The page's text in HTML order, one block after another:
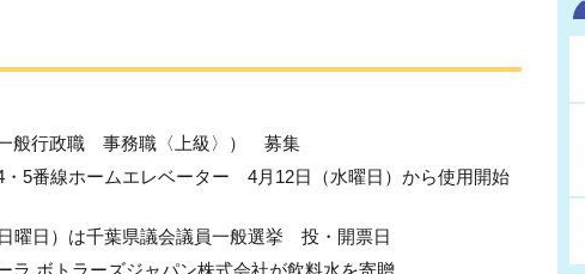
般行政職 事務職〈上級〉） 募集
・5番線ホームエレベーター 4月12日（水曜日）から使用開始
曜日）は千葉県議会議員一般選挙 投・開票日
ラ ボトラーズジャパン株式会社が飲料水を寄贈